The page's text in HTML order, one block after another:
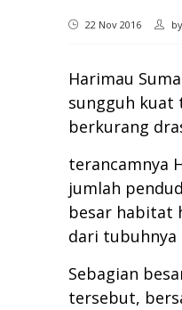
22 Nov 2016 by
Harimau
sungguh kuat
berkurang
terancamnya
jumlah
besar habitat
dari tubuhnya
Sebagian
tersebut,